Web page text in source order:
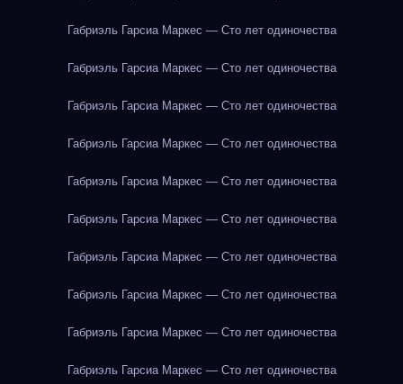
Габриэль Гарсиа Маркес — Сто лет одиночества
Габриэль Гарсиа Маркес — Сто лет одиночества
Габриэль Гарсиа Маркес — Сто лет одиночества
Габриэль Гарсиа Маркес — Сто лет одиночества
Габриэль Гарсиа Маркес — Сто лет одиночества
Габриэль Гарсиа Маркес — Сто лет одиночества
Габриэль Гарсиа Маркес — Сто лет одиночества
Габриэль Гарсиа Маркес — Сто лет одиночества
Габриэль Гарсиа Маркес — Сто лет одиночества
Габриэль Гарсиа Маркес — Сто лет одиночества